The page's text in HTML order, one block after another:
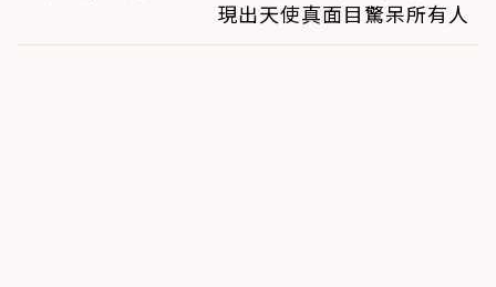
現出天使真面目驚呆所有人